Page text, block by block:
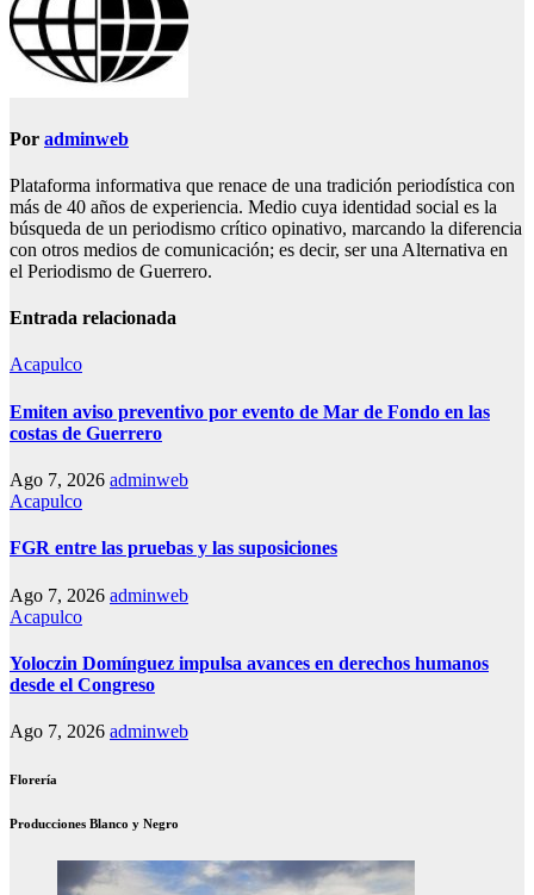
Por adminweb
Plataforma informativa que renace de una tradición periodística con
más de 40 años de experiencia. Medio cuya identidad social es la
búsqueda de un periodismo crítico opinativo, marcando la diferencia
con otros medios de comunicación; es decir, ser una Alternativa en
el Periodismo de Guerrero.
Entrada relacionada
Acapulco
Emiten aviso preventivo por evento de Mar de Fondo en las
costas de Guerrero
Ago 7, 2026 adminweb
Acapulco
FGR entre las pruebas y las suposiciones
Ago 7, 2026 adminweb
Acapulco
Yoloczin Domínguez impulsa avances en derechos humanos
desde el Congreso
Ago 7, 2026 adminweb
Florería
Producciones Blanco y Negro